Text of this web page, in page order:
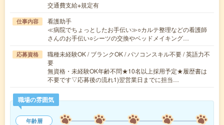
交通費支給※規定有
仕事内容
看護助手
≪病院でちょっとしたお手伝い≫○カルテ整理などの看護師
さんのお手伝い○シーツの交換やベッドメイキング…
応募資格
職種未経験OK / ブランクOK / パソコンスキル不要 / 英語力不
要
無資格・未経験OK年齢不問★10名以上採用予定★履歴書は
不要です▽応募後の流れ1)翌営業日までに担当…
職場の雰囲気
年齢層